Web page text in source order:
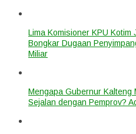
Lima Komisioner KPU
Bongkar Dugaan
Miliar
Mengapa Gubernur Kalteng
Sejalan dengan Pemprov?